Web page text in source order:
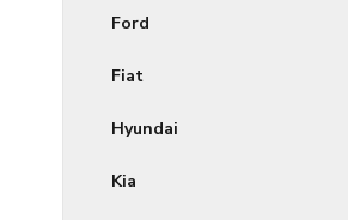
Ford
Fiat
Hyundai
Kia